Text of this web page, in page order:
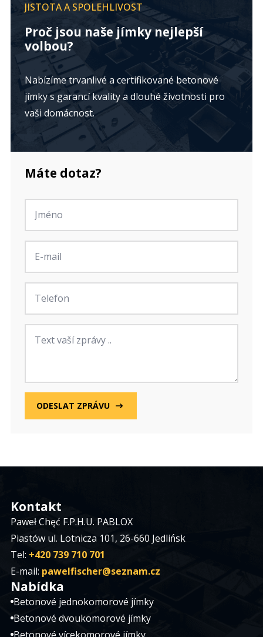
JISTOTA A SPOLEHLIVOST
Proč jsou naše jímky nejlepší
volbou?
Nabízíme trvanlivé a certifikované betonové
jímky s garancí kvality a dlouhé životnosti pro
vaši domácnost.
Máte dotaz?
Jméno
E-
mail
Telefon
Zpráva
ODESLAT ZPRÁVU
Kontakt
Paweł Chęć F.P.H.U. PABLOX
Piastów ul. Lotnicza 101, 26-660 Jedlińsk
Tel: +420 739 710 701
E-mail: pawelfischer@seznam.cz
Nabídka
Betonové jednokomorové jímky
Betonové dvoukomorové jímky